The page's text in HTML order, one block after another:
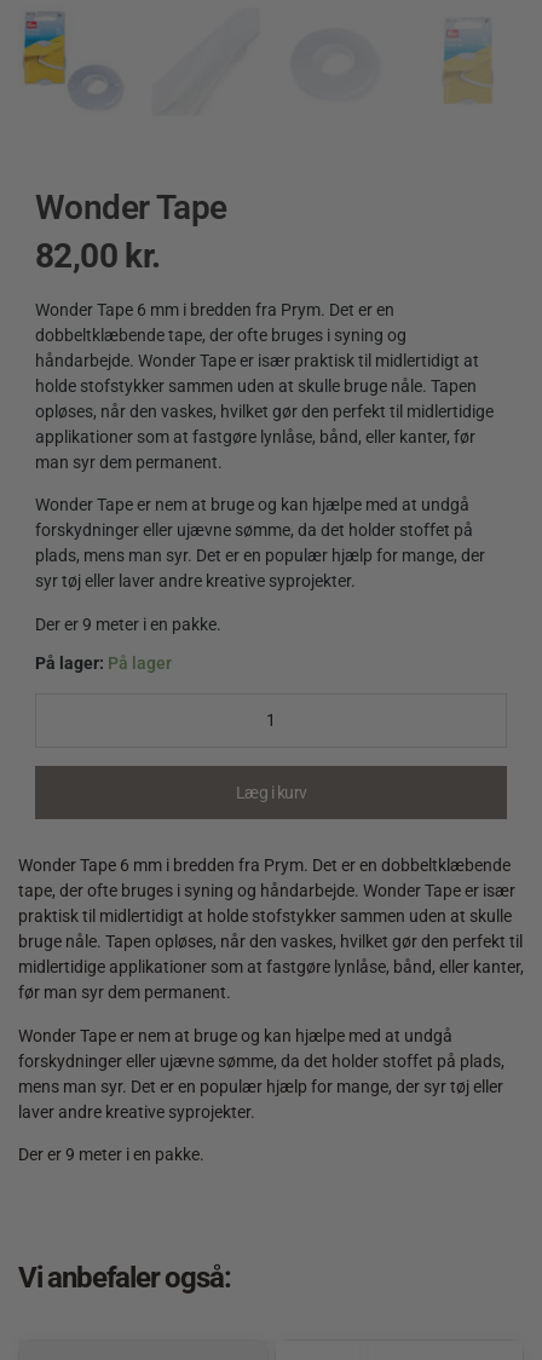
Wonder Tape
82,00 kr.
Wonder Tape 6 mm i bredden fra Prym. Det er en
dobbeltklæbende tape, der ofte bruges i syning og
håndarbejde. Wonder Tape er især praktisk til midlertidigt at
holde stofstykker sammen uden at skulle bruge nåle. Tapen
opløses, når den vaskes, hvilket gør den perfekt til midlertidige
applikationer som at fastgøre lynlåse, bånd, eller kanter, før
man syr dem permanent.
Wonder Tape er nem at bruge og kan hjælpe med at undgå
forskydninger eller ujævne sømme, da det holder stoffet på
plads, mens man syr. Det er en populær hjælp for mange, der
syr tøj eller laver andre kreative syprojekter.
Der er 9 meter i en pakke.
På lager: På lager
Wonder
Læg i kurv
Wonder Tape 6 mm i bredden fra Prym. Det er en dobbeltklæbende
tape, der ofte bruges i syning og håndarbejde. Wonder Tape er især
praktisk til midlertidigt at holde stofstykker sammen uden at skulle
bruge nåle. Tapen opløses, når den vaskes, hvilket gør den perfekt til
midlertidige applikationer som at fastgøre lynlåse, bånd, eller kanter,
før man syr dem permanent.
Wonder Tape er nem at bruge og kan hjælpe med at undgå
forskydninger eller ujævne sømme, da det holder stoffet på plads,
mens man syr. Det er en populær hjælp for mange, der syr tøj eller
laver andre kreative syprojekter.
Der er 9 meter i en pakke.
Vi anbefaler også: